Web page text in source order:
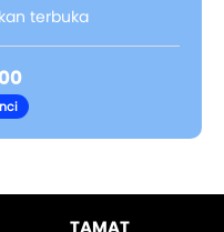
terbuka
TAMAT